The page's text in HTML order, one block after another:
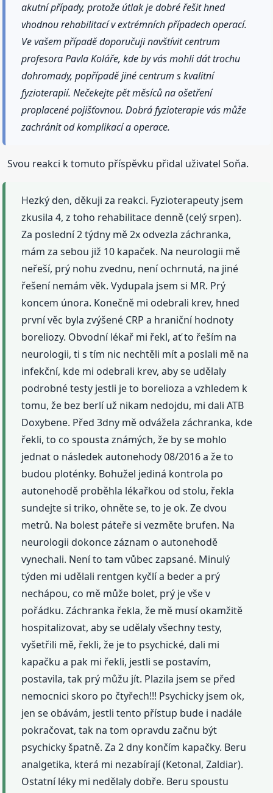
akutní případy, protože útlak je dobré řešit hned
vhodnou rehabilitací v extrémních případech operací.
Ve vašem případě doporučuji navštívit centrum
profesora Pavla Koláře, kde by vás mohli dát trochu
dohromady, popřípadě jiné centrum s kvalitní
fyzioterapií. Nečekejte pět měsíců na ošetření
proplacené pojišťovnou. Dobrá fyzioterapie vás může
zachránit od komplikací a operace.
Svou reakci k tomuto příspěvku přidal uživatel Soňa.
Hezký den, děkuji za reakci. Fyzioterapeuty jsem
zkusila 4, z toho rehabilitace denně (celý srpen).
Za poslední 2 týdny mě 2x odvezla záchranka,
mám za sebou již 10 kapaček. Na neurologii mě
neřeší, prý nohu zvednu, není ochrnutá, na jiné
řešení nemám věk. Vydupala jsem si MR. Prý
koncem února. Konečně mi odebrali krev, hned
první věc byla zvýšené CRP a hraniční hodnoty
boreliozy. Obvodní lékař mi řekl, ať to řeším na
neurologii, ti s tím nic nechtěli mít a poslali mě na
infekční, kde mi odebrali krev, aby se udělaly
podrobné testy jestli je to borelioza a vzhledem k
tomu, že bez berlí už nikam nedojdu, mi dali ATB
Doxybene. Před 3dny mě odvážela záchranka, kde
řekli, to co spousta známých, že by se mohlo
jednat o následek autonehody 08/2016 a že to
budou ploténky. Bohužel jediná kontrola po
autonehodě proběhla lékařkou od stolu, řekla
sundejte si triko, ohněte se, to je ok. Ze dvou
metrů. Na bolest páteře si vezměte brufen. Na
neurologii dokonce záznam o autonehodě
vynechali. Není to tam vůbec zapsané. Minulý
týden mi udělali rentgen kyčlí a beder a prý
nechápou, co mě může bolet, prý je vše v
pořádku. Záchranka řekla, že mě musí okamžitě
hospitalizovat, aby se udělaly všechny testy,
vyšetřili mě, řekli, že je to psychické, dali mi
kapačku a pak mi řekli, jestli se postavím,
postavila, tak prý můžu jít. Plazila jsem se před
nemocnici skoro po čtyřech!!! Psychicky jsem ok,
jen se obávám, jestli tento přístup bude i nadále
pokračovat, tak na tom opravdu začnu být
psychicky špatně. Za 2 dny končím kapačky. Beru
analgetika, která mi nezabírají (Ketonal, Zaldiar).
Ostatní léky mi nedělaly dobře. Beru spoustu